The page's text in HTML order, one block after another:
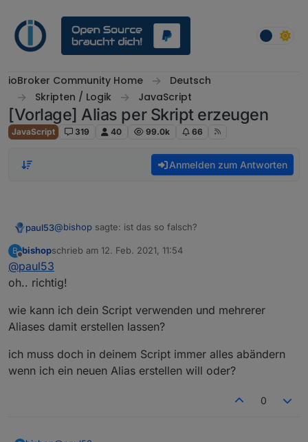
ioBroker Community Home
Deutsch
Skripten / Logik
JavaScript
[Vorlage] Alias per Skript erzeugen
JavaScript 319 40 99.0k 66
Anmelden zum Antworten
paul53@bishop sagte: ist das so falsch?
Das ist ein anderes Script (nicht von mir).
B
Offline
bishopschrieb am 12. Feb. 2021, 11:54
zuletzt editiert von
@paul53
oh.. richtig!
wie kann ich dein Script verwenden und mehrerer
Aliases damit erstellen lassen?
ich muss doch in deinem Script immer alles abändern
wenn ich ein neuen Alias erstellen will oder?
0